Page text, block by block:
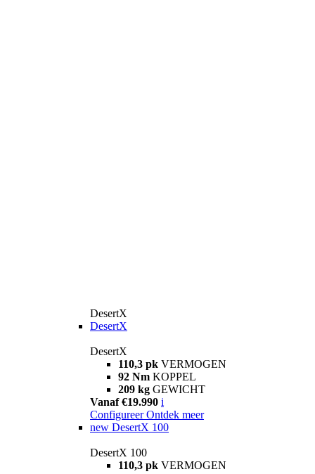
DesertX
DesertX
DesertX
110,3 pk VERMOGEN
92 Nm KOPPEL
209 kg GEWICHT
Vanaf €19.990 i
Configureer Ontdek meer
new DesertX 100
DesertX 100
110,3 pk VERMOGEN